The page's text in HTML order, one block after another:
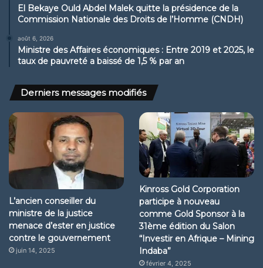
El Bekaye Ould Abdel Malek quitte la présidence de la
Commission Nationale des Droits de l’Homme (CNDH)
août 6, 2026
Ministre des Affaires économiques : Entre 2019 et 2025, le
taux de pauvreté a baissé de 1,5 % par an
Derniers messages modifiés
L’ancien conseiller du
ministre de la justice
menace d’ester en justice
contre le gouvernement
juin 14, 2025
Kinross Gold Corporation
participe à nouveau
comme Gold Sponsor à la
31ème édition du Salon
“Investir en Afrique – Mining
Indaba”
février 4, 2025